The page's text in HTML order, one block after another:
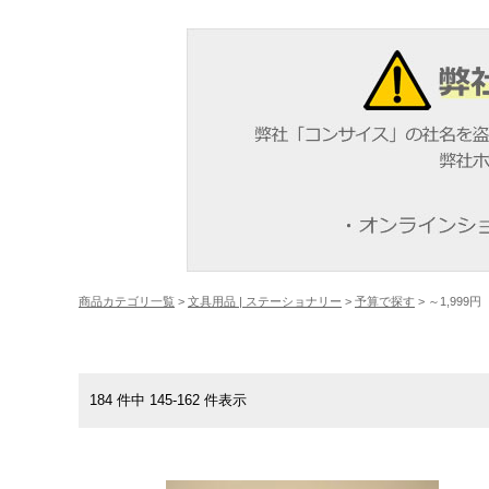
商品カテゴリ一覧 > 文具用品 | ステーショナリー > 予算で探す > ～1,999円
184 件中 145-162 件表示